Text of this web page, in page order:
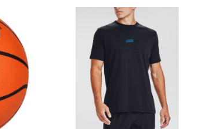
Detail produktu